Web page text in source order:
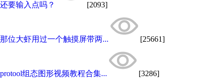
还要输入点吗？ [2093]
那位大虾用过一个触摸屏带两... [25661]
protool组态图形视频教程合集... [3286]